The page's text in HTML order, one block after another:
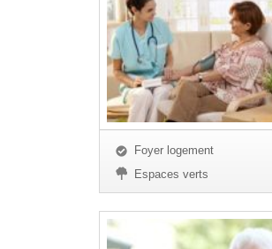
Foyer logement
Espaces verts